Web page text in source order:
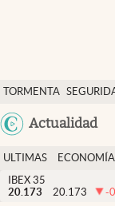
TORMENTA
Actualidad
Economía y finanzas
Política
Actualidad
Criptomonedas
ULTIMAS
NOTICIAS
ECONOMÍA
FINANZAS
IBEX 35
20.173
20.173 -